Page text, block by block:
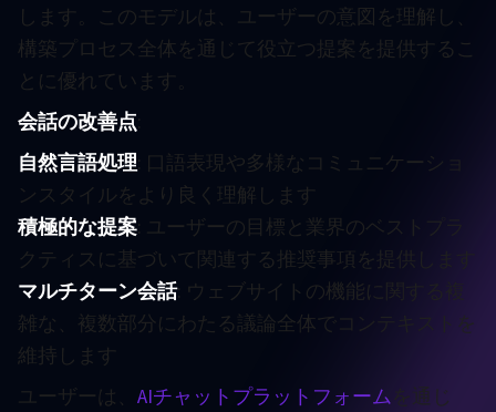
します。このモデルは、ユーザーの意図を理解し、
構築プロセス全体を通じて役立つ提案を提供するこ
とに優れています。
会話の改善点:
自然言語処理: 口語表現や多様なコミュニケーショ
ンスタイルをより良く理解します
積極的な提案: ユーザーの目標と業界のベストプラ
クティスに基づいて関連する推奨事項を提供します
マルチターン会話: ウェブサイトの機能に関する複
雑な、複数部分にわたる議論全体でコンテキストを
維持します
ユーザーは、 AIチャットプラットフォーム を通じ